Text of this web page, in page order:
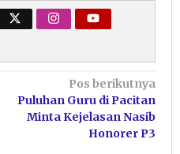
Pos berikutnya
Puluhan Guru di Pacitan
Minta Kejelasan Nasib
Honorer P3